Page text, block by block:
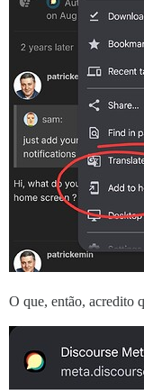
O que, então, acredito